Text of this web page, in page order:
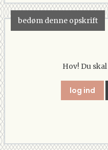
bedøm denne opskrift
Hov! Du
log ind